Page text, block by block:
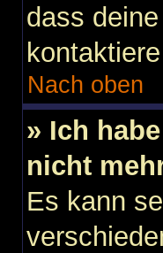
dass
Nach oben
» Ich
nicht
Es kann